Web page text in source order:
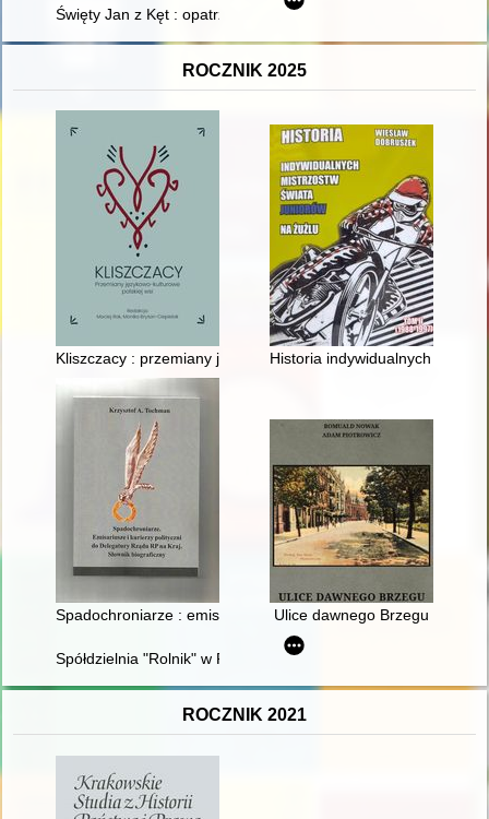
Święty Jan z Kęt : opatrznościowy patron Sióstr
ROCZNIK 2025
Kliszczacy : przemiany językowo-kulturowe polskiej wsi
Historia indywidualnych
Spadochroniarze : emisariusze i kurierzy polityczni do
Ulice dawnego Brzegu
Spółdzielnia "Rolnik" w Pobiedziskach od 1945 r. : zarys
ROCZNIK 2021